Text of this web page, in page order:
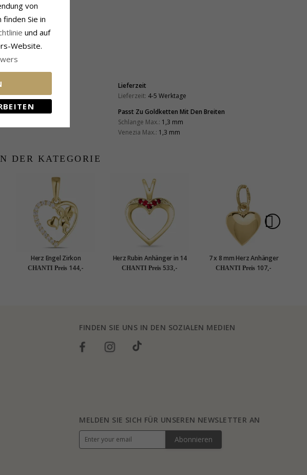
11,7 mm
Lieferzeit
Lieferzeit: 4-5 Werktage
Passt Zu Goldketten Mit Den Breiten
Schlange Max.: 1,3 mm
Venezia Max.: 1,3 mm
DER KATEGORIE
Herz Engel Zirkon
Anhänger aus 8 Karat Gold
CHANTI Preis 144,-
Herz Rubin Anhänger in 14
karat Gold 0,07 ct
CHANTI Preis 533,-
7 x 8 mm Herz Anhänger
aus 8 Karat Gold - Amoré
CHANTI Preis 107,-
FINDEN SIE UNS IN DEN SOZIALEN MEDIEN
MELDEN SIE SICH FÜR UNSEREN NEWSLETTER AN
Abonnieren
von
finden Sie in
und auf
Website.